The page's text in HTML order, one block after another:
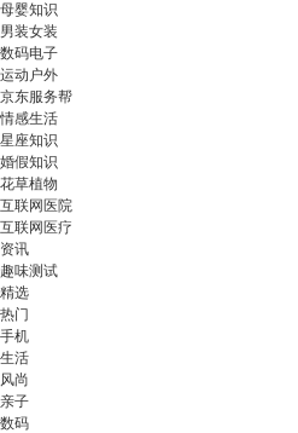
母婴知识
男装女装
数码电子
运动户外
京东服务帮
情感生活
星座知识
婚假知识
花草植物
互联网医院
互联网医疗
资讯
趣味测试
精选
热门
手机
生活
风尚
亲子
数码